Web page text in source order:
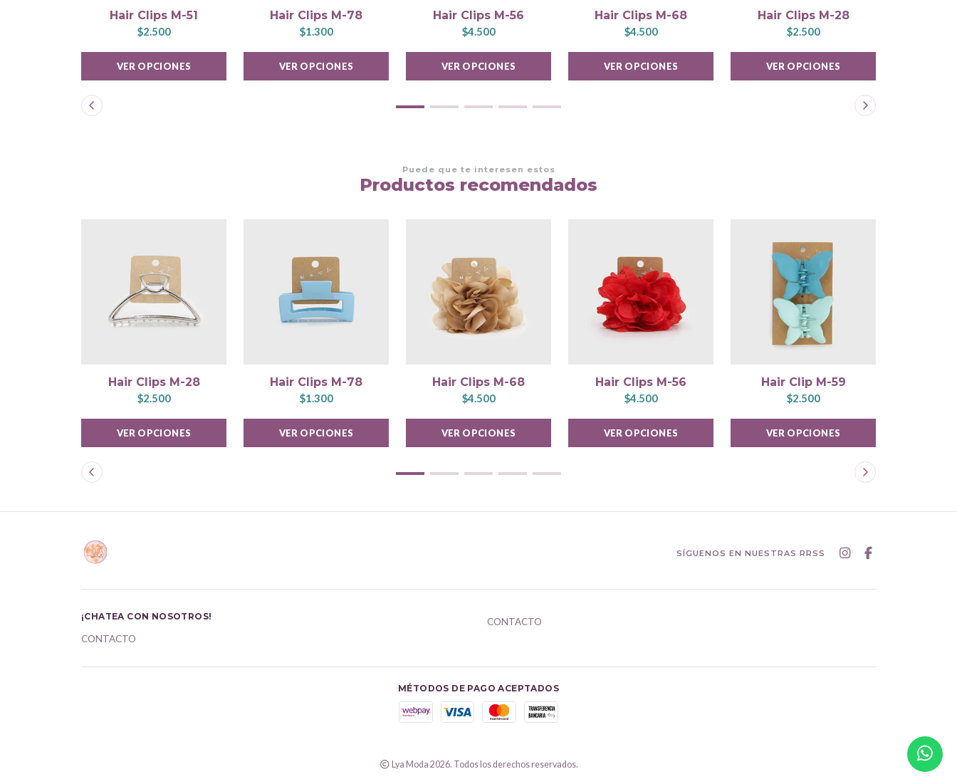
Hair Clips M-51
$2.500
VER OPCIONES
Hair Clips M-78
$1.300
VER OPCIONES
Hair Clips M-56
$4.500
VER OPCIONES
Hair Clips M-68
$4.500
VER OPCIONES
Hair Clips M-28
$2.500
VER OPCIONES
Puede que te interesen estos
Productos recomendados
Hair Clips M-28
$2.500
VER OPCIONES
Hair Clips M-78
$1.300
VER OPCIONES
Hair Clips M-68
$4.500
VER OPCIONES
Hair Clips M-56
$4.500
VER OPCIONES
Hair Clip M-59
$2.500
VER OPCIONES
SÍGUENOS EN NUESTRAS RRSS
¡CHATEA CON NOSOTROS!
CONTACTO
CONTACTO
MÉTODOS DE PAGO ACEPTADOS
Lya Moda 2026. Todos los derechos reservados.